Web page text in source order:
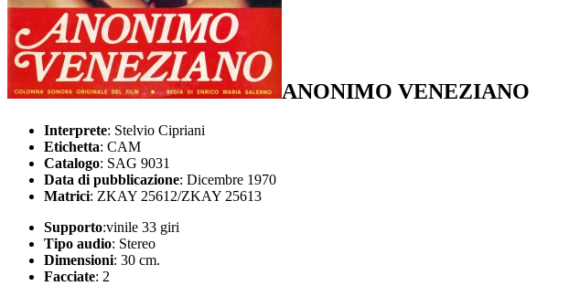
ANONIMO VENEZIANO
Interprete: Stelvio Cipriani
Etichetta: CAM
Catalogo: SAG 9031
Data di pubblicazione: Dicembre 1970
Matrici: ZKAY 25612/ZKAY 25613
Supporto:vinile 33 giri
Tipo audio: Stereo
Dimensioni: 30 cm.
Facciate: 2